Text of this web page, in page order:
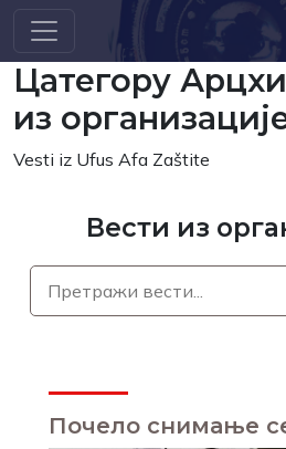
Скип то маин цонтент
Цатегорy
из
Vesti iz Ufus Afa Zaštite
Вести из
Почело снимање